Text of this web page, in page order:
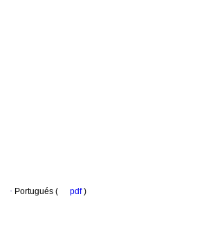
· Portugués ( pdf)